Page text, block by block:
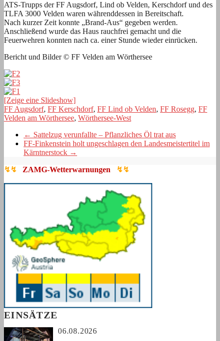
ATS-Trupps der FF Augsdorf, Lind ob Velden, Kerschdorf und des
TLFA 3000 Velden waren währenddessen in Bereitschaft.
Nach kurzer Zeit konnte „Brand-Aus“ gegeben werden.
Anschließend wurde das Haus rauchfrei gemacht und die
Feuerwehren konnten nach ca. einer Stunde wieder einrücken.
Bericht und Bilder © FF Velden am Wörthersee
[Zeige eine Slideshow]
FF Augsdorf, FF Kerschdorf, FF Lind ob Velden, FF Rosegg, FF
Velden am Wörthersee, Wörthersee-West
← Sattelzug verunfallte – Pflanzliches Öl trat aus
FF-Finkenstein holt ungeschlagen den Landesmeistertitel im
Kärntnerstock →
↯↯ ZAMG-Wetterwarnungen ↯↯
EINSÄTZE
06.08.2026